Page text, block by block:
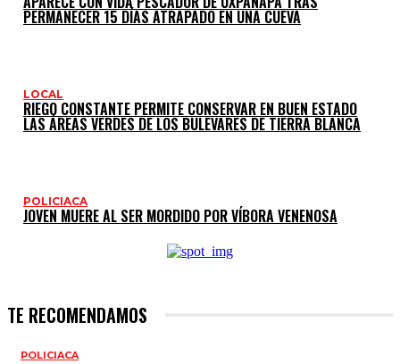
PERMANECER 15 DÍAS ATRAPADO EN UNA CUEVA
LOCAL
RIEGO CONSTANTE PERMITE CONSERVAR EN BUEN ESTADO
LAS ÁREAS VERDES DE LOS BULEVARES DE TIERRA BLANCA
POLICIACA
JOVEN MUERE AL SER MORDIDO POR VÍBORA VENENOSA
TE RECOMENDAMOS
POLICIACA